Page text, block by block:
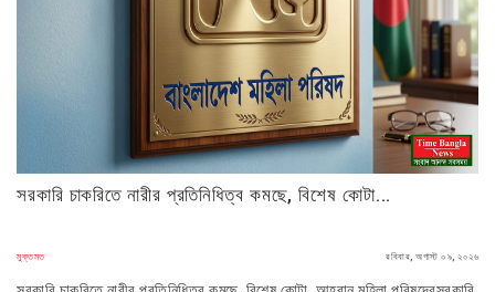
সরকারি চাকরিতে নারীর প্রতিনিধিত্ব কমছে, বিশেষ কোটা...
মুক্তমত রবিবার, অগাস্ট ০৯, ২০২৬